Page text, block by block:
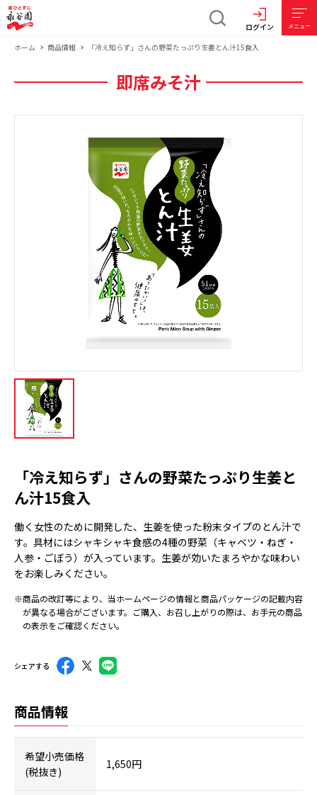
ログイン メニュー
ホーム 商品情報 「冷え知らず」さんの野菜たっぷり生姜とん汁15食入
即席みそ汁
「冷え知らず」さんの野菜たっぷり生姜と
ん汁15食入
働く女性のために開発した、生姜を使った粉末タイプのとん汁で
す。具材にはシャキシャキ食感の4種の野菜（キャベツ・ねぎ・
人参・ごぼう）が入っています。生姜が効いたまろやかな味わい
をお楽しみください。
※商品の改訂等により、当ホームページの情報と商品パッケージの記載内容
が異なる場合がございます。ご購入、お召し上がりの際は、お手元の商品
の表示をご確認ください。
シェアする
商品情報
希望小売価格
(税抜き)
1,650円